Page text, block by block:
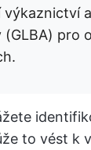
(GLBA) pro
to vést k